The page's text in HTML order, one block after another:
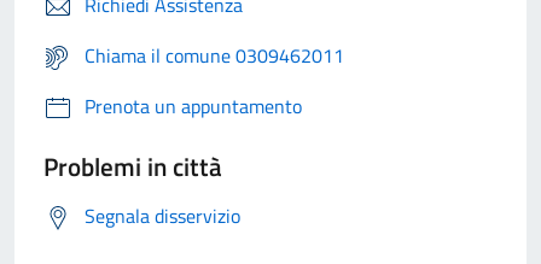
Chiama il comune 0309462011
Prenota un appuntamento
Problemi in città
Segnala disservizio